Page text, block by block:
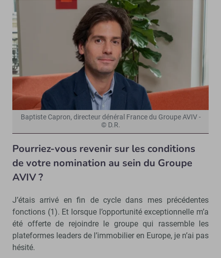
Baptiste Capron, directeur dénéral France du Groupe AVIV -
© D.R.
Pourriez-vous revenir sur les conditions
de votre nomination au sein du Groupe
AVIV ?
J’étais arrivé en fin de cycle dans mes précédentes
fonctions (1). Et lorsque l’opportunité exceptionnelle m’a
été offerte de rejoindre le groupe qui rassemble les
plateformes leaders de l’immobilier en Europe, je n’ai pas
hésité.